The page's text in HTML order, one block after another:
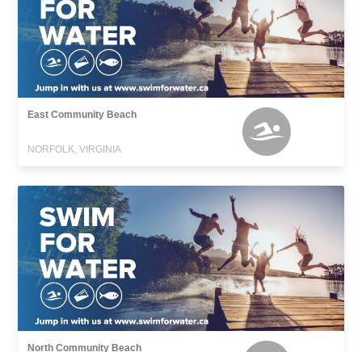
East Community Beach
NORFOLK, VIRGINIA
North Community Beach